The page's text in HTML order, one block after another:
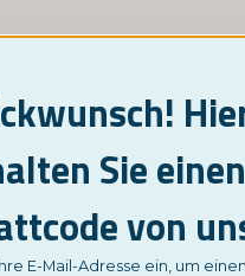
Sie einen
von
E-Mail-Adresse ein, um einen